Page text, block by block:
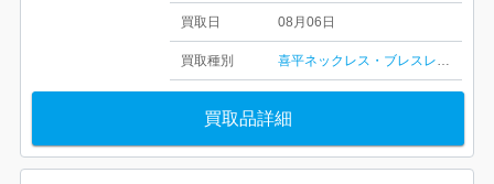
買取日 08月06日
買取種別 喜平ネックレス・ブレスレット
買取品詳細